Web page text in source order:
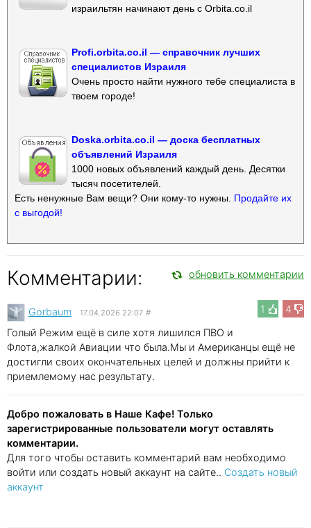
израильтян начинают день с Orbita.co.il
Profi.orbita.co.il — справочник лучших
специалистов Израиля
Очень просто найти нужного тебе специалиста в
твоем городе!
Doska.orbita.co.il — доска бесплатных
объявлений Израиля
1000 новых объявлений каждый день. Десятки
тысяч посетителей.
Есть ненужные Вам вещи? Они кому-то нужны. Продайте их
с выгодой!
Комментарии: обновить комментарии
1 4
Gorbaum 17.04.2026 22:07 #
Голый Режим ещё в силе хотя лишился ПВО и
Флота,жалкой Авиации что была.Мы и Американцы ещё не
достигли своих окончательных целей и должны прийти к
приемлемому нас результату.
Добро пожаловать в Наше Кафе! Только
зарегистрированные пользователи могут оставлять
комментарии.
Для того чтобы оставить комментарий вам необходимо
войти или создать новый аккаунт на сайте.. Создать новый
аккаунт